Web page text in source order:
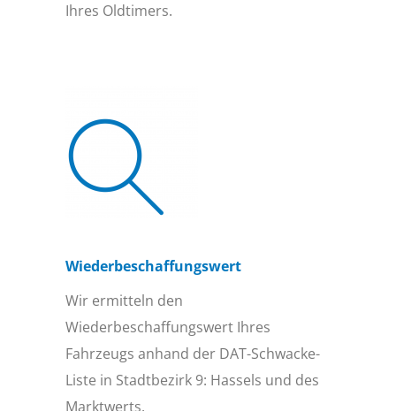
Ihres Oldtimers.
Wiederbeschaffungs­wert
Wir ermitteln den
Wiederbeschaffungswert Ihres
Fahrzeugs anhand der DAT-Schwacke-
Liste in Stadtbezirk 9: Hassels und des
Marktwerts.